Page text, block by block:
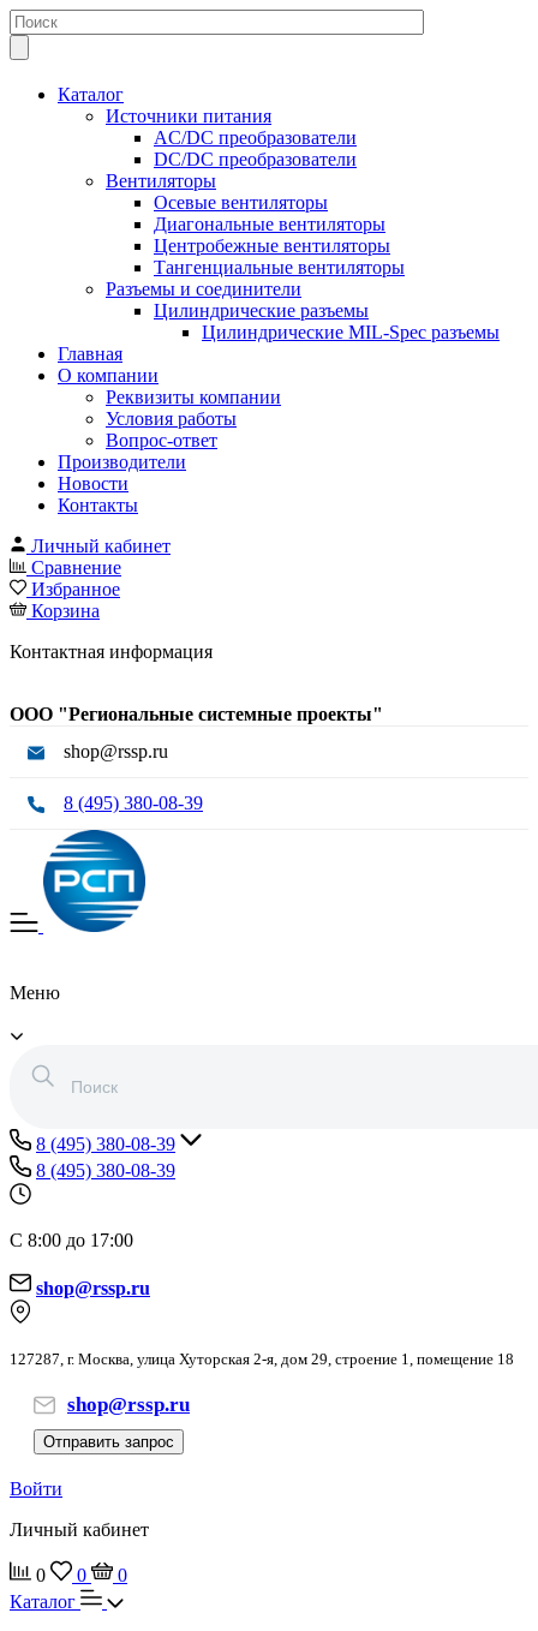
Каталог
Источники питания
AC/DC преобразователи
DC/DC преобразователи
Вентиляторы
Осевые вентиляторы
Диагональные вентиляторы
Центробежные вентиляторы
Тангенциальные вентиляторы
Разъемы и соединители
Цилиндрические разъемы
Цилиндрические MIL-Spec разъемы
Главная
О компании
Реквизиты компании
Условия работы
Вопрос-ответ
Производители
Новости
Контакты
Личный кабинет
Сравнение
Избранное
Корзина
Контактная информация
ООО "Региональные системные проекты"
shop@rssp.ru
8 (495) 380-08-39
Меню
8 (495) 380-08-39
8 (495) 380-08-39
С 8:00 до 17:00
shop@rssp.ru
127287, г. Москва, улица Хуторская 2-я, дом 29, строение 1, помещение 18
shop@rssp.ru
Отправить запрос
Войти
Личный кабинет
0 0
0
Каталог